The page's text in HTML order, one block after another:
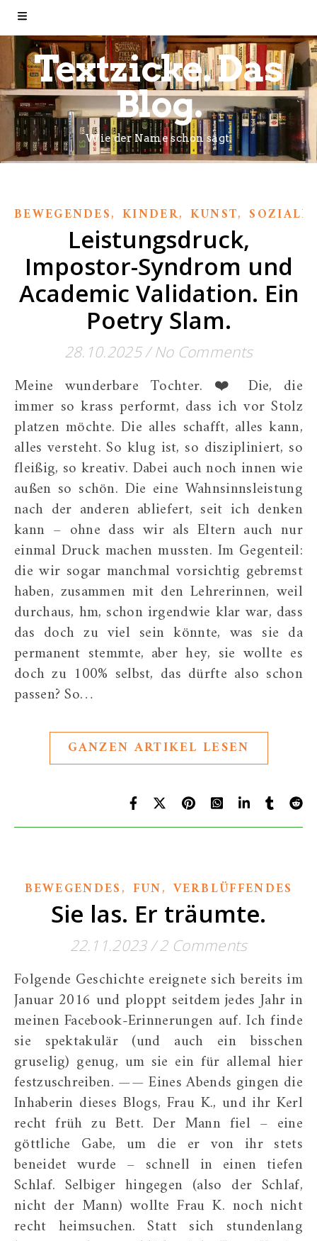
Textzicke. Das
Blog.
Wie der Name schon sagt.
BEWEGENDES, KINDER, KUNST,
Leistungsdruck,
Impostor-Syndrom und
Academic Validation. Ein
Poetry Slam.
28.10.2025/ No Comments
Meine wunderbare Tochter. ❤️ Die, die
immer so krass performt, dass ich vor Stolz
platzen möchte. Die alles schafft, alles kann,
alles versteht. So klug ist, so diszipliniert, so
fleißig, so kreativ. Dabei auch noch innen wie
außen so schön. Die eine Wahnsinnsleistung
nach der anderen abliefert, seit ich denken
kann – ohne dass wir als Eltern auch nur
einmal Druck machen mussten. Im Gegenteil:
die wir sogar manchmal vorsichtig gebremst
haben, zusammen mit den Lehrerinnen, weil
durchaus, hm, schon irgendwie klar war, dass
das doch zu viel sein könnte, was sie da
permanent stemmte, aber hey, sie wollte es
doch zu 100% selbst, das dürfte also schon
passen? So…
GANZEN ARTIKEL LESEN
BEWEGENDES, FUN, VERBLÜFFENDES
Sie las. Er träumte.
22.11.2023/ 2 Comments
Folgende Geschichte ereignete sich bereits im
Januar 2016 und ploppt seitdem jedes Jahr in
meinen Facebook-Erinnerungen auf. Ich finde
sie spektakulär (und auch ein bisschen
gruselig) genug, um sie ein für allemal hier
festzuschreiben. —— Eines Abends gingen die
Inhaberin dieses Blogs, Frau K., und ihr Kerl
recht früh zu Bett. Der Mann fiel – eine
göttliche Gabe, um die er von ihr stets
beneidet wurde – schnell in einen tiefen
Schlaf. Selbiger hingegen (also der Schlaf,
nicht der Mann) wollte Frau K. noch nicht
recht heimsuchen. Statt sich stundenlang